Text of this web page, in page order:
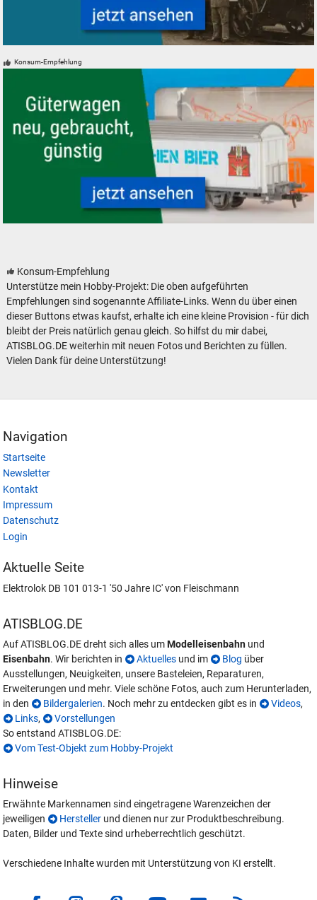
Konsum-Empfehlung
Konsum-Empfehlung
Unterstütze mein Hobby-Projekt: Die oben aufgeführten
Empfehlungen sind sogenannte Affiliate-Links. Wenn du über einen
dieser Buttons etwas kaufst, erhalte ich eine kleine Provision - für dich
bleibt der Preis natürlich genau gleich. So hilfst du mir dabei,
ATISBLOG.DE weiterhin mit neuen Fotos und Berichten zu füllen.
Vielen Dank für deine Unterstützung!
Navigation
Startseite
Newsletter
Kontakt
Impressum
Datenschutz
Login
Aktuelle Seite
Elektrolok DB 101 013-1 '50 Jahre IC' von Fleischmann
ATISBLOG.DE
Auf ATISBLOG.DE dreht sich alles umModelleisenbahn und
Eisenbahn. Wir berichten in Aktuelles und im Blog über
Ausstellungen, Neuigkeiten, unsere Basteleien, Reparaturen,
Erweiterungen und mehr. Viele schöne Fotos, auch zum Herunterladen,
in den
Bildergalerien. Noch mehr zu entdecken gibt es in Videos,
Links,
Vorstellungen
So entstand ATISBLOG.DE:
Vom Test-Objekt zum Hobby-Projekt
Hinweise
Erwähnte Markennamen sind eingetragene Warenzeichen der
jeweiligen
Hersteller und dienen nur zur Produktbeschreibung.
Daten, Bilder und Texte sind urheberrechtlich geschützt.
Verschiedene Inhalte wurden mit Unterstützung von KI erstellt.